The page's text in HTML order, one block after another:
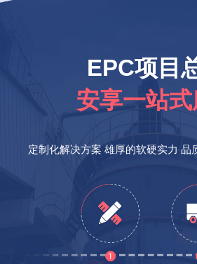
EPC项目
安享一站
定制化解决方案 雄厚的软硬实力 品